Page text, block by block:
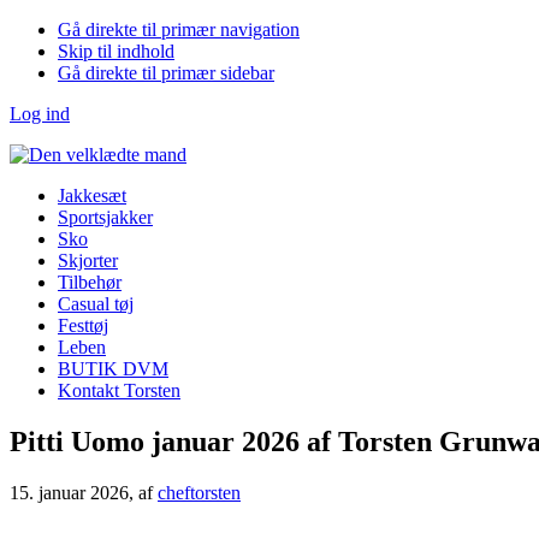
Gå direkte til primær navigation
Skip til indhold
Gå direkte til primær sidebar
Log ind
Jakkesæt
Sportsjakker
Sko
Skjorter
Tilbehør
Casual tøj
Festtøj
Leben
BUTIK DVM
Kontakt Torsten
Pitti Uomo januar 2026 af Torsten
15. januar 2026, afcheftorsten